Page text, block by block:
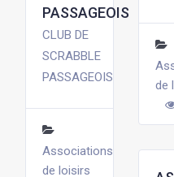
PASSAGEOIS
CLUB DE
SCRABBLE
PASSAGEOIS
Associations
de loisirs
de